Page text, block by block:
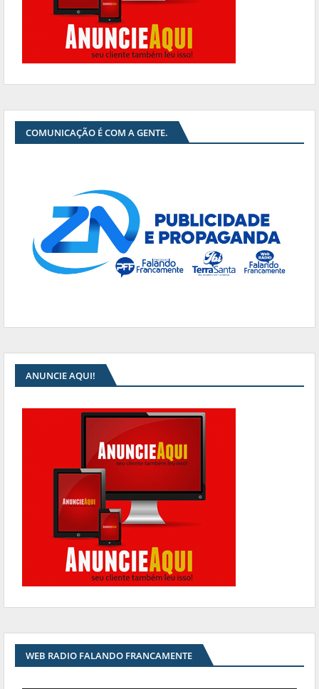
COMUNICAÇÃO É COM A GENTE.
ANUNCIE AQUI!
WEB RADIO FALANDO FRANCAMENTE